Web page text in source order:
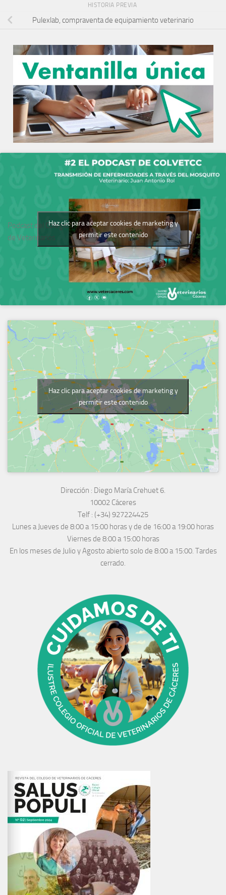
HISTORIA PREVIA
Pulexlab, compraventa de equipamiento veterinario
Podcast del Colegio
de Veterinarios
Haz clic para aceptar cookies de marketing y
permitir este contenido
Haz clic para aceptar cookies de marketing y
permitir este contenido
Dirección : Diego María Crehuet 6.
10002 Cáceres
Telf : (+34) 927224425
Lunes a Jueves de 8:00 a 15:00 horas y de de 16:00 a 19:00 horas
Viernes de 8:00 a 15:00 horas
En los meses de Julio y Agosto abierto solo de 8:00 a 15:00. Tardes
cerrado.